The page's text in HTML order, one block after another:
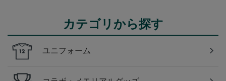
カテゴリから探す
ユニフォーム